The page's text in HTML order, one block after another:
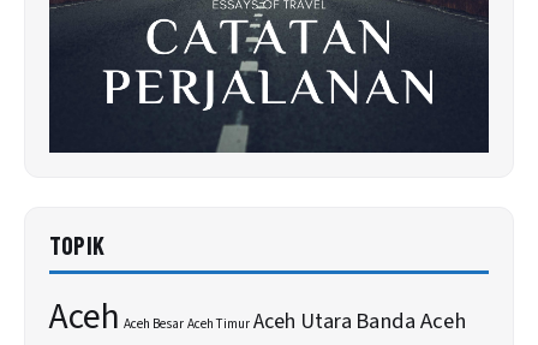
TOPIK
Aceh Aceh Besar Aceh Timur Aceh Utara Banda Aceh